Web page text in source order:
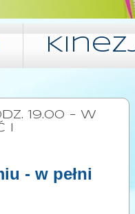
19.00 - w
i
- w pełni